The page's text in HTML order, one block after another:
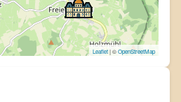
Leaflet| ©OpenStreetMap